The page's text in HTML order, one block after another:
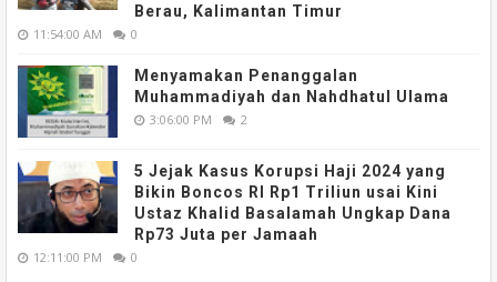
Berau, Kalimantan Timur
11:54:00 AM 0
Menyamakan Penanggalan
Muhammadiyah dan Nahdhatul Ulama
3:06:00 PM 2
5 Jejak Kasus Korupsi Haji 2024 yang
Bikin Boncos RI Rp1 Triliun usai Kini
Ustaz Khalid Basalamah Ungkap Dana
Rp73 Juta per Jamaah
12:11:00 PM 0